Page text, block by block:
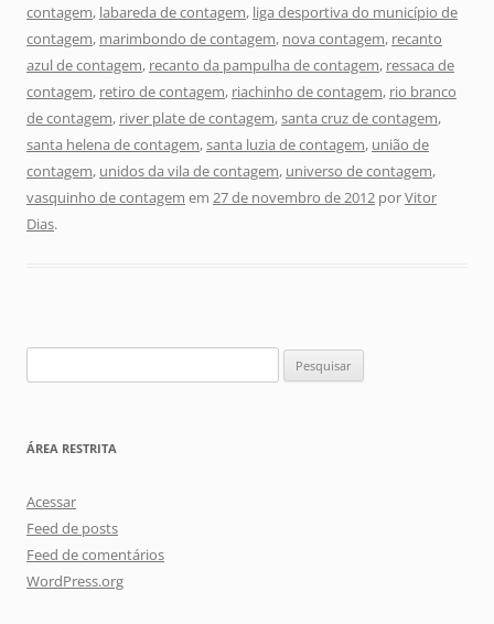
contagem, labareda de contagem, liga desportiva do município de
contagem, marimbondo de contagem, nova contagem, recanto
azul de contagem, recanto da pampulha de contagem, ressaca de
contagem, retiro de contagem, riachinho de contagem, rio branco
de contagem, river plate de contagem,santa cruz de contagem,
santa helena de contagem,santa luzia de contagem, união de
contagem, unidos da vila de contagem, universo de contagem,
vasquinho de contagem em 27 de novembro de 2012 porVitor
Dias.
por:
ÁREA RESTRITA
Acessar
Feed de posts
Feed de comentários
WordPress.org